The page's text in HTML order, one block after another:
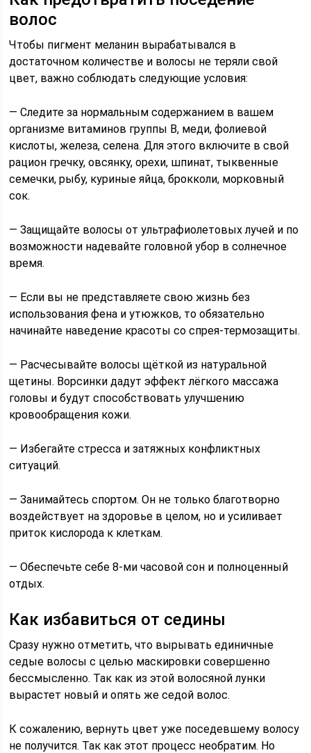
волос
Чтобы пигмент меланин вырабатывался в
достаточном количестве и волосы не теряли свой
цвет, важно соблюдать следующие условия:
— Следите за нормальным содержанием в вашем
организме витаминов группы В, меди, фолиевой
кислоты, железа, селена. Для этого включите в свой
рацион гречку, овсянку, орехи, шпинат, тыквенные
семечки, рыбу, куриные яйца, брокколи, морковный
сок.
— Защищайте волосы от ультрафиолетовых лучей и по
возможности надевайте головной убор в солнечное
время.
— Если вы не представляете свою жизнь без
использования фена и утюжков, то обязательно
начинайте наведение красоты со спрея-термозащиты.
— Расчесывайте волосы щёткой из натуральной
щетины. Ворсинки дадут эффект лёгкого массажа
головы и будут способствовать улучшению
кровообращения кожи.
— Избегайте стресса и затяжных конфликтных
ситуаций.
— Занимайтесь спортом. Он не только благотворно
воздействует на здоровье в целом, но и усиливает
приток кислорода к клеткам.
— Обеспечьте себе 8-ми часовой сон и полноценный
отдых.
Как избавиться от седины
Сразу нужно отметить, что вырывать единичные
седые волосы с целью маскировки совершенно
бессмысленно. Так как из этой волосяной лунки
вырастет новый и опять же седой волос.
К сожалению, вернуть цвет уже поседевшему волосу
не получится. Так как этот процесс необратим. Но